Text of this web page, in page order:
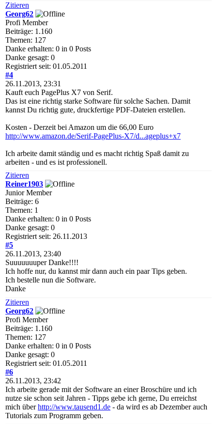
Zitieren
Georg62
Profi Member
Beiträge: 1.160
Themen: 127
Danke erhalten: 0 in 0 Posts
Danke gesagt: 0
Registriert seit: 01.05.2011
#4
26.11.2013, 23:31
Kauft euch PagePlus X7 von Serif.
Das ist eine richtig starke Software für solche Sachen. Damit
kannst Du richtig gute, druckfertige PDF-Dateien erstellen.
Kosten - Derzeit bei Amazon um die 66,00 Euro
http://www.amazon.de/Serif-PagePlus-X7/d...ageplus+x7
Ich arbeite damit ständig und es macht richtig Spaß damit zu
arbeiten - und es ist professionell.
Zitieren
Reiner1903
Junior Member
Beiträge: 6
Themen: 1
Danke erhalten: 0 in 0 Posts
Danke gesagt: 0
Registriert seit: 26.11.2013
#5
26.11.2013, 23:40
Suuuuuuuper Danke!!!!
Ich hoffe nur, du kannst mir dann auch ein paar Tips geben.
Ich bestelle nun die Software.
Danke
Zitieren
Georg62
Profi Member
Beiträge: 1.160
Themen: 127
Danke erhalten: 0 in 0 Posts
Danke gesagt: 0
Registriert seit: 01.05.2011
#6
26.11.2013, 23:42
Ich arbeite gerade mit der Software an einer Broschüre und ich
nutze sie schon seit Jahren - Tipps gebe ich gerne, Du erreichst
mich überhttp://www.tausend1.de - da wird es ab Dezember auch
Tutorials zum Programm geben.